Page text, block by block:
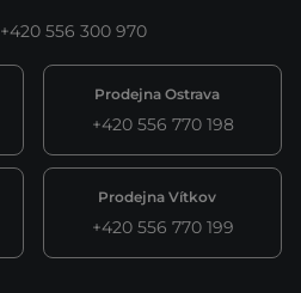
+420 556 300 970
Prodejna Ostrava
+420 556 770 198
Prodejna Vítkov
+420 556 770 199